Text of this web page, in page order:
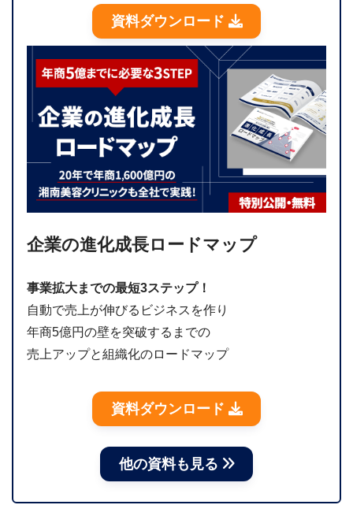
資料ダウンロード
企業の進化成長ロードマップ
事業拡大までの最短3ステップ！
自動で売上が伸びるビジネスを作り
年商5億円の壁を突破するまでの
売上アップと組織化のロードマップ
資料ダウンロード
他の資料も見る